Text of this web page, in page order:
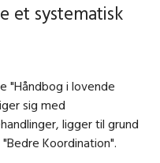
et systematisk
"Håndbog i lovende
sig med
ligger til grund
Koordination".